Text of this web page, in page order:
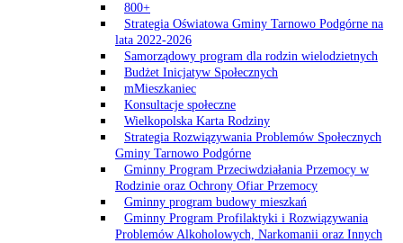
800+
Strategia Oświatowa Gminy Tarnowo Podgórne na
lata 2022-2026
Samorządowy program dla rodzin wielodzietnych
Budżet Inicjatyw Społecznych
mMieszkaniec
Konsultacje społeczne
Wielkopolska Karta Rodziny
Strategia Rozwiązywania Problemów Społecznych
Gminy Tarnowo Podgórne
Gminny Program Przeciwdziałania Przemocy w
Rodzinie oraz Ochrony Ofiar Przemocy
Gminny program budowy mieszkań
Gminny Program Profilaktyki i Rozwiązywania
Problemów Alkoholowych, Narkomanii oraz Innych